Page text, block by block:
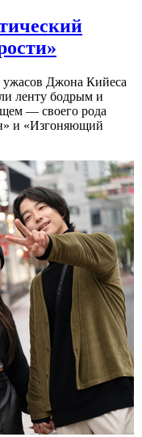
Джона Кийеса
ленту бодрым и
— своего рода
и «Изгоняющий